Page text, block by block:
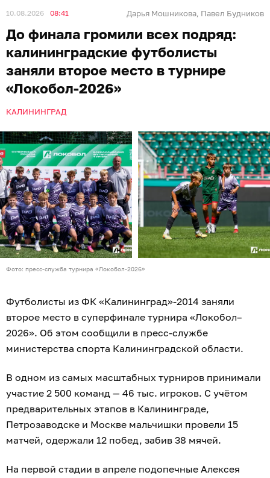
10.08.2026 08:41 Дарья Мошникова, Павел Будников
До финала громили всех подряд:
калининградские футболисты
заняли второе место в турнире
«Локобол-2026»
КАЛИНИНГРАД
Фото: пресс-служба турнира «Локобол-2026»
Футболисты из ФК «Калининград»-2014 заняли
второе место в суперфинале турнира «Локобол–
2026». Об этом сообщили в пресс-службе
министерства спорта Калининградской области.
В одном из самых масштабных турниров принимали
участие 2 500 команд — 46 тыс. игроков. С учётом
предварительных этапов в Калининграде,
Петрозаводске и Москве мальчишки провели 15
матчей, одержали 12 побед, забив 38 мячей.
На первой стадии в апреле подопечные Алексея